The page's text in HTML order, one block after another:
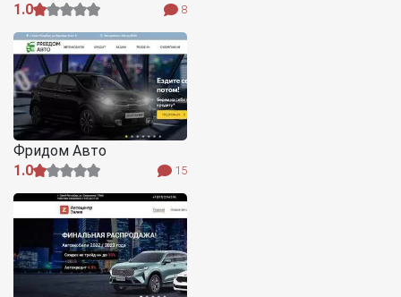
1.0
8
Фридом Авто
1.0
15